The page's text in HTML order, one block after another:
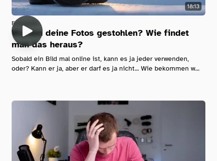
18:13
Fotografie
Wurden deine Fotos gestohlen? Wie findet
man das heraus?
Sobald ein Bild mal online ist, kann es ja jeder verwenden,
oder? Kann er ja, aber er darf es ja nicht... Wie bekommen w...